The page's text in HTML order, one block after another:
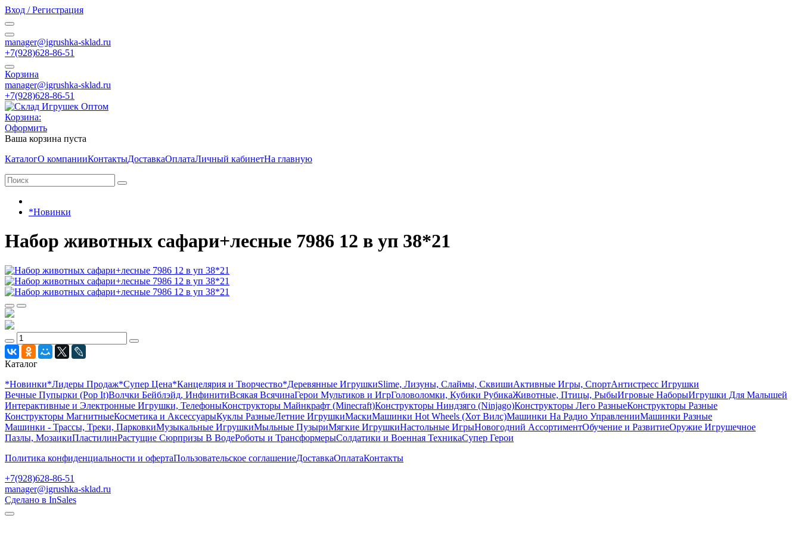
Вход / Регистрация
manager@igrushka-sklad.ru
+7(928)628-86-51
Корзина
manager@igrushka-sklad.ru
+7(928)628-86-51
Корзина:
Оформить
Ваша корзина пуста
КаталогО компанииКонтактыДоставкаОплатаЛичный кабинетНа главную
*Новинки
Набор животных сафари+лесные 7986 12 в уп 38*21
Каталог
*Новинки*Лидеры Продаж*Супер Цена*Канцелярия и Творчество*Деревянные ИгрушкиSlime, Лизуны, Слаймы, СквишиАктивные Игры, СпортАнтистресс Игрушки
Вечные Пупырки (Pop It)Волчки Бейблэйд, ИнфинитиВсякая ВсячинаГерои Мультиков и ИгрГоловоломки, Кубики РубикаЖивотные, Птицы, РыбыИгровые НаборыИгрушки Для Малышей
Интерактивные и Электронные Игрушки, ТелефоныКонструкторы Майнкрафт (Minecraft)Конструкторы Ниндзяго (Ninjago)Конструкторы Лего РазныеКонструкторы Разные
Конструкторы МагнитныеКосметика и АксессуарыКуклы РазныеЛетние ИгрушкиМаскиМашинки Hot Wheels (Хот Вилс)Машинки На Радио УправленииМашинки Разные
Машинки - Трассы, Треки, ПарковкиМузыкальные ИгрушкиМыльные ПузыриМягкие ИгрушкиНастольные ИгрыНовогодний АссортиментОбучение и РазвитиеОружие Игрушечное
Пазлы, МозаикиПластилинРастущие Сюрпризы В ВодеРоботы и ТрансформерыСолдатики и Военная ТехникаСупер Герои
Политика конфиденциальности и офертаПользовательское соглашениеДоставкаОплатаКонтакты
+7(928)628-86-51
manager@igrushka-sklad.ru
Сделано в InSales